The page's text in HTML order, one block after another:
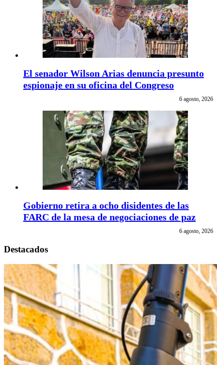
El senador Wilson Arias denuncia presunto
espionaje en su oficina del Congreso
6 agosto, 2026
Gobierno retira a ocho disidentes de las
FARC de la mesa de negociaciones de paz
6 agosto, 2026
Destacados